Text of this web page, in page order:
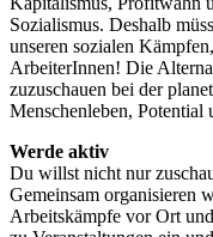
Sozialismus. Deshalb
unseren sozialen
ArbeiterInnen! Die
zuzuschauen bei der
Menschenleben, Potential
Werde aktiv
Du willst nicht nur
Gemeinsam organisieren
Arbeitskämpfe vor Ort